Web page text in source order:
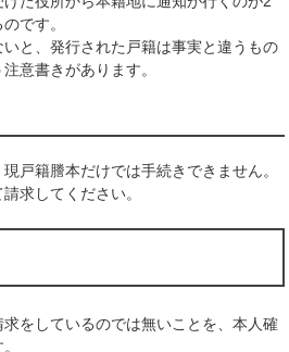
です。
と、発行された戸籍は事実と違うもの
意書きがあります。
戸籍謄本だけでは手続きできません。
求してください。
をしているのでは無いことを、本人確